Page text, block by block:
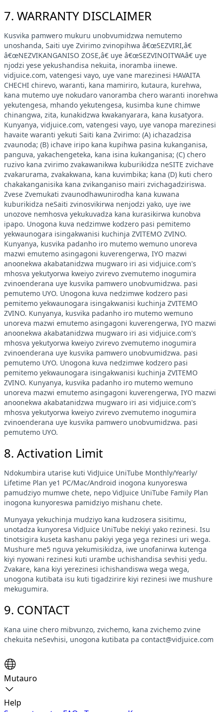
7. WARRANTY DISCLAIMER
Kusvika pamwero mukuru unobvumidzwa nemutemo
unoshanda, Saiti uye Zvirimo zvinopihwa â€œSEZVIRI,â€
â€œNEZVIKANGANISO ZOSE,â€ uye â€œSEZVINOITWAâ€ uye
njodzi yese yekushandisa nekuita, inoramba iinewe.
vidjuice.com, vatengesi vayo, uye vane marezinesi HAVAITA
CHECHI chirevo, waranti, kana mamiriro, kutaura, kurehwa,
kana mutemo uye nokudaro vanoramba chero waranti inorehwa
yekutengesa, mhando yekutengesa, kusimba kune chimwe
chinangwa, zita, kunakidzwa kwakanyarara, kana kusatyora.
Kunyanya, vidjuice.com, vatengesi vayo, uye vanopa marezinesi
havaite waranti yekuti Saiti kana Zvirimo: (A) ichazadzisa
zvaunoda; (B) ichave iripo kana kupihwa pasina kukanganisa,
panguva, yakachengeteka, kana isina kukanganisa; (C) chero
ruzivo kana zvirimo zvakawanikwa kuburikidza neSITE zvichave
zvakarurama, zvakakwana, kana kuvimbika; kana (D) kuti chero
chakakanganisika kana zvikanganiso mairi zvichagadziriswa.
Zvese Zvemukati zvaunodhawunirodha kana kuwana
kuburikidza neSaiti zvinosvikirwa nenjodzi yako, uye iwe
unozove nemhosva yekukuvadza kana kurasikirwa kunobva
ipapo. Unogona kuva nedzimwe kodzero pasi pemitemo
yekwaunogara isingakwanisi kuchinja ZVITEMO ZVINO.
Kunyanya, kusvika padanho iro mutemo wemuno unoreva
mazwi emutemo asingagoni kuverengerwa, IYO mazwi
anoonekwa akabatanidzwa mugwaro iri asi vidjuice.com's
mhosva yekutyorwa kweiyo zvirevo zvemutemo inogumira
zvinoenderana uye kusvika pamwero unobvumidzwa. pasi
pemutemo UYO. Unogona kuva nedzimwe kodzero pasi
pemitemo yekwaunogara isingakwanisi kuchinja ZVITEMO
ZVINO. Kunyanya, kusvika padanho iro mutemo wemuno
unoreva mazwi emutemo asingagoni kuverengerwa, IYO mazwi
anoonekwa akabatanidzwa mugwaro iri asi vidjuice.com's
mhosva yekutyorwa kweiyo zvirevo zvemutemo inogumira
zvinoenderana uye kusvika pamwero unobvumidzwa. pasi
pemutemo UYO. Unogona kuva nedzimwe kodzero pasi
pemitemo yekwaunogara isingakwanisi kuchinja ZVITEMO
ZVINO. Kunyanya, kusvika padanho iro mutemo wemuno
unoreva mazwi emutemo asingagoni kuverengerwa, IYO mazwi
anoonekwa akabatanidzwa mugwaro iri asi vidjuice.com's
mhosva yekutyorwa kweiyo zvirevo zvemutemo inogumira
zvinoenderana uye kusvika pamwero unobvumidzwa. pasi
pemutemo UYO.
8. Activation Limit
Ndokumbira utarise kuti VidJuice UniTube Monthly/Yearly/
Lifetime Plan ye1 PC/Mac/Android inogona kunyoreswa
pamudziyo mumwe chete, nepo VidJuice UniTube Family Plan
inogona kunyoreswa pamidziyo mishanu chete.
Munyaya yekuchinja mudziyo kana kudzosera sisitimu,
unotadza kunyoresa VidJuice UniTube nekiyi yako rezinesi. Isu
tinotsigira kuseta kashanu pakiyi yega yega rezinesi uri wega.
Mushure me5 nguva yekumisikidza, iwe unofanirwa kutenga
kiyi nyowani rezinesi kuti urambe uchishandisa sevhisi yedu.
Zvakare, kana kiyi yerezinesi ichishandiswa wega wega,
unogona kutibata isu kuti tigadzirire kiyi rezinesi iwe mushure
mekugumira.
9. CONTACT
Kana uine chero mibvunzo, zvichemo, kana zvichemo zvine
chekuita neSevhisi, unogona kutibata pa contact@vidjuice.com
Mutauro
Help